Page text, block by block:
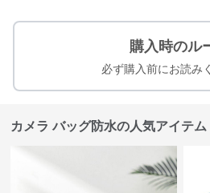
購入時のル
必ず購入前にお読み
カメラ バッグ防水の人気アイテム